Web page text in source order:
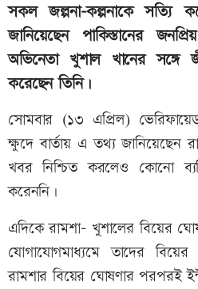
সকল জল্পনা-কল্পনাকে সত্যি
জানিয়েছেন পাকিস্তানের
অভিনেতা খুশাল খানের
করেছেন তিনি।
সোমবার (১৩ এপ্রিল)
ক্ষুদে বার্তায় এ তথ্য জানিয়েছেন
খবর নিশ্চিত করলেও কোনো
করেননি।
এদিকে রামশা- খুশালের বিয়ের
যোগাযোগমাধ্যমে তাদের
রামশার বিয়ের ঘোষণার পরপরই